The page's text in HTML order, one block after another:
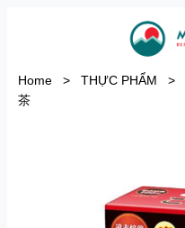
Home > THỰC PHẨM >
茶